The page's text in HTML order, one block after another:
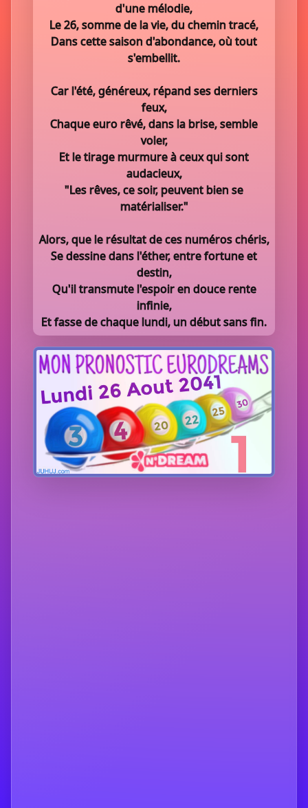
d'une mélodie,
Le 26, somme de la vie, du chemin tracé,
Dans cette saison d'abondance, où tout
s'embellit.
Car l'été, généreux, répand ses derniers
feux,
Chaque euro rêvé, dans la brise, semble
voler,
Et le tirage murmure à ceux qui sont
audacieux,
"Les rêves, ce soir, peuvent bien se
matérialiser."
Alors, que le résultat de ces numéros chéris,
Se dessine dans l'éther, entre fortune et
destin,
Qu'il transmute l'espoir en douce rente
infinie,
Et fasse de chaque lundi, un début sans fin.